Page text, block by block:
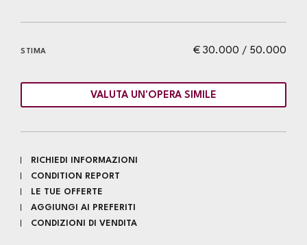
€ 30.000 / 50.000
STIMA
VALUTA UN'OPERA SIMILE
RICHIEDI INFORMAZIONI
CONDITION REPORT
LE TUE OFFERTE
AGGIUNGI AI PREFERITI
CONDIZIONI DI VENDITA